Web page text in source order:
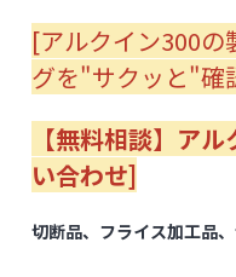
[アルクイン300の
グを"サクッと"確
【無料相談】ア
い合わせ]
切断品、フライス加工品